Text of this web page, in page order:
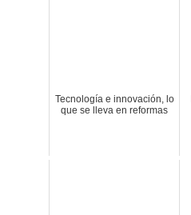
Tecnología e innovación, lo
que se lleva en reformas